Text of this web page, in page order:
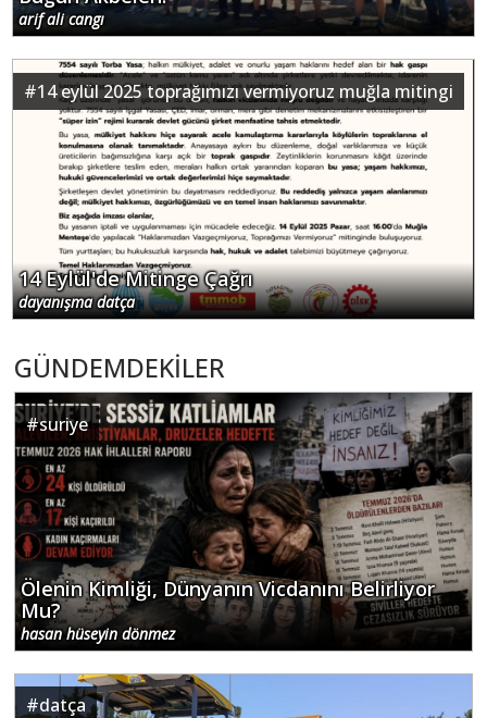
arif ali cangı
#14 eylül 2025 toprağımızı vermiyoruz muğla mitingi
14 Eylül'de Mitinge Çağrı
dayanışma datça
GÜNDEMDEKİLER
#suriye
Ölenin Kimliği, Dünyanın Vicdanını Belirliyor
Mu?
hasan hüseyin dönmez
#datça